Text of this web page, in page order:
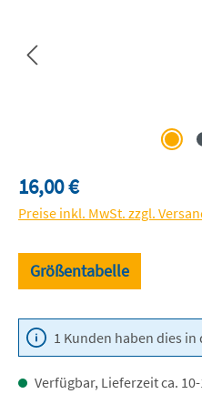
Regulärer Preis:
16,00 €
Preise inkl. MwSt. zzgl.
Größentabelle
1 Kunden haben dies
Verfügbar, Lieferzeit ca.